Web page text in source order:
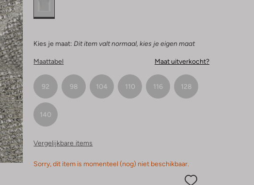
Kies je maat: Dit item valt normaal, kies je eigen maat
Maattabel Maat uitverkocht?
92 98 104 110 116 128
140
Vergelijkbare items
Sorry, dit item is momenteel (nog) niet beschikbaar.